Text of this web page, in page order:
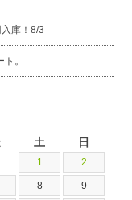
庫！8/3
。
土 日
1 2
8 9